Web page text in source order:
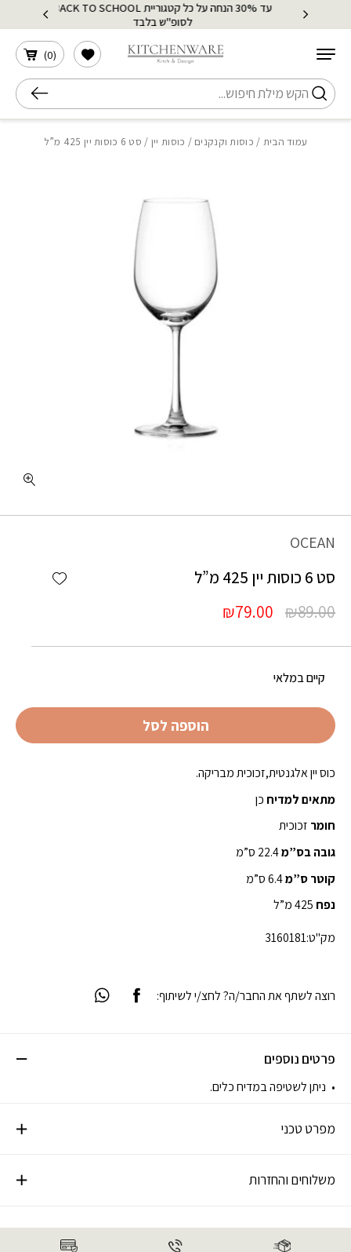
Skip to Content
עד 30% הנחה על כל קטגוריית BACK TO SCHOOL
לסופ"ש בלבד
חיפוש
(
0
)
הרשימה שלי
עמוד הבית / כוסות וקנקנים / כוסות יין / סט 6 כוסות יין 425 מ”ל
OCEAN
wishlist
סט 6 כוסות יין 425 מ”ל
₪89.00
המחיר
היה:
₪89.00.
₪79.00 המחיר
הוא:
כוס יין אלגנטית,זכוכית מבריקה.
מתאים למדיח כן
חומר זכוכית
גובה בס”מ22.4 ס”מ
קוטר ס”מ6.4 ס”מ
נפח 425 מ”ל
מק"ט:3160181
קיים במלאי
הוספה לסל
פרטים נוספים
ניתן לשטיפה במדיח כלים.
מפרט טכני
משלוחים והחזרות
רוצה לשתף את החבר/ה? לחצ/י לשיתוף:
בחזרה למעלה